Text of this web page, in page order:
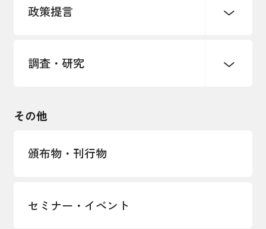
海外情報レポート
安全保障貿易管理・技術流出防止に関す
政策提言
中小企業経営
国土強靭化・社会基盤整備・震災復興
調査・研究
LOBO調査
その他
頒布物・刊行物
セミナー・イベント